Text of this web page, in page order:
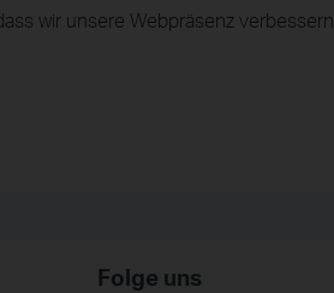
wir unsere Webpräsenz verbessern.
Folge uns